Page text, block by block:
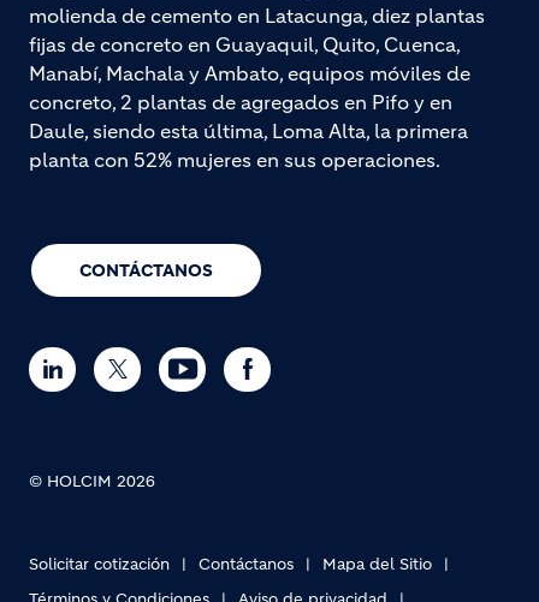
CONTÁCTANOS
molienda de cemento en Latacunga, diez plantas
fijas de concreto en Guayaquil, Quito, Cuenca,
Manabí, Machala y Ambato, equipos móviles de
concreto, 2 plantas de agregados en Pifo y en
Daule, siendo esta última, Loma Alta, la primera
planta con 52% mujeres en sus operaciones.
© HOLCIM 2026
Solicitar cotización Contáctanos
Mapa del Sitio